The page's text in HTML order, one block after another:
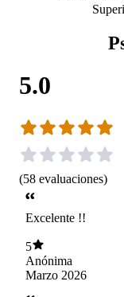
5.0
(58 evaluaciones)
Excelente !!
5
Anónima
Marzo 2026